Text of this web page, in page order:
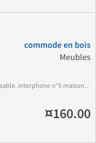
commode en bois
Meubles
interphone n°5 maison...
¤160.00